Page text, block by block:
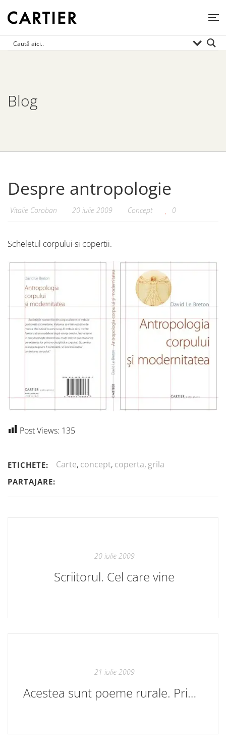
Blog
Despre antropologie
Vitalie Coroban 20 iulie 2009 Concept 0
Scheletul corpului si copertii.
Post Views: 135
ETICHETE: Carte, concept, coperta, grila
PARTAJARE:
20 iulie 2009
Scriitorul. Cel care vine
21 iulie 2009
Acestea sunt poeme rurale. Primul